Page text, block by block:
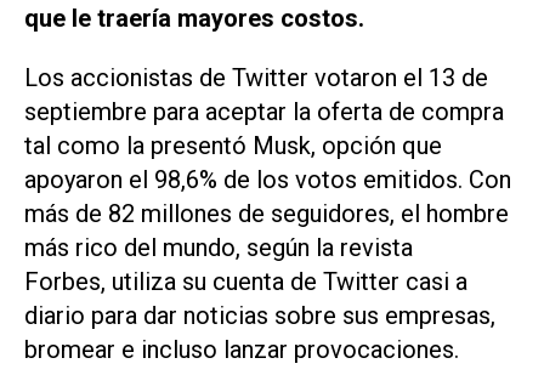
que le traería mayores costos.
Los accionistas de Twitter votaron el 13 de
septiembre para aceptar la oferta de compra
tal como la presentó Musk, opción que
apoyaron el 98,6% de los votos emitidos. Con
más de 82 millones de seguidores, el hombre
más rico del mundo, según la revista
Forbes, utiliza su cuenta de Twitter casi a
diario para dar noticias sobre sus empresas,
bromear e incluso lanzar provocaciones.